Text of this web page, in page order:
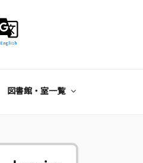
English
図書館・室一覧